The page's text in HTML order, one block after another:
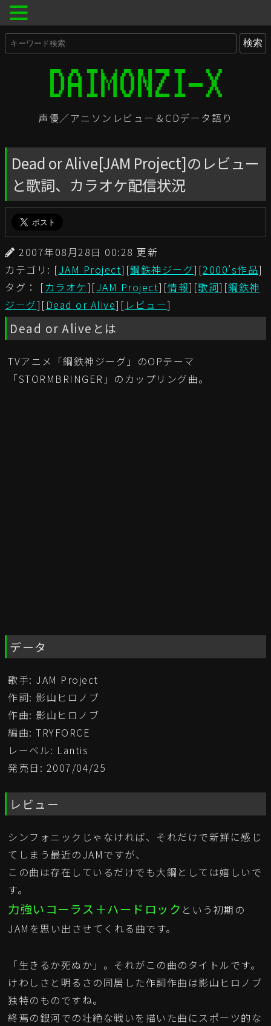
声優／アニソンレビュー＆CDデータ語り
Dead or Alive[JAM Project]のレビュー
と歌詞、カラオケ配信状況
2007年08月28日 00:28 更新
カテゴリ: [JAM Project][鋼鉄神ジーグ][2000’s作品]
タグ： [カラオケ][JAM Project][情報][歌詞][鋼鉄神
ジーグ][Dead or Alive][ レビュー]
Dead or Aliveとは
TVアニメ「鋼鉄神ジーグ」のOPテーマ
「STORMBRINGER」のカップリング曲。
データ
歌手: JAM Project
作詞: 影山ヒロノブ
作曲: 影山ヒロノブ
編曲: TRYFORCE
レーベル: Lantis
発売日: 2007/04/25
レビュー
シンフォニックじゃなければ、それだけで新鮮に感じ
てしまう最近のJAMですが、
この曲は存在しているだけでも大鋼としては嬉しいで
す。
力強いコーラス＋ハードロック という初期の
JAMを思い出させてくれる曲です。
「生きるか死ぬか」。それがこの曲のタイトルです。
けわしさと明るさの同居した作詞作曲は影山ヒロノブ
独特のものですね。
終焉の銀河での壮絶な戦いを描いた曲にスポーツ的な